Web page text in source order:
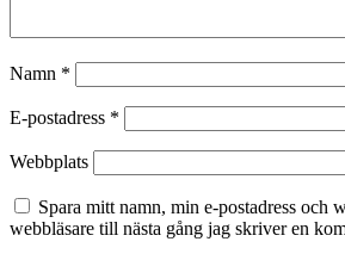
Namn *
E-postadress *
Webbplats
Spara mitt namn, min e-postadress och
webbläsare till nästa gång jag skriver en